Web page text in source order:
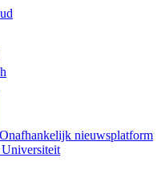
Onafhankelijk nieuwsplatform
Universiteit